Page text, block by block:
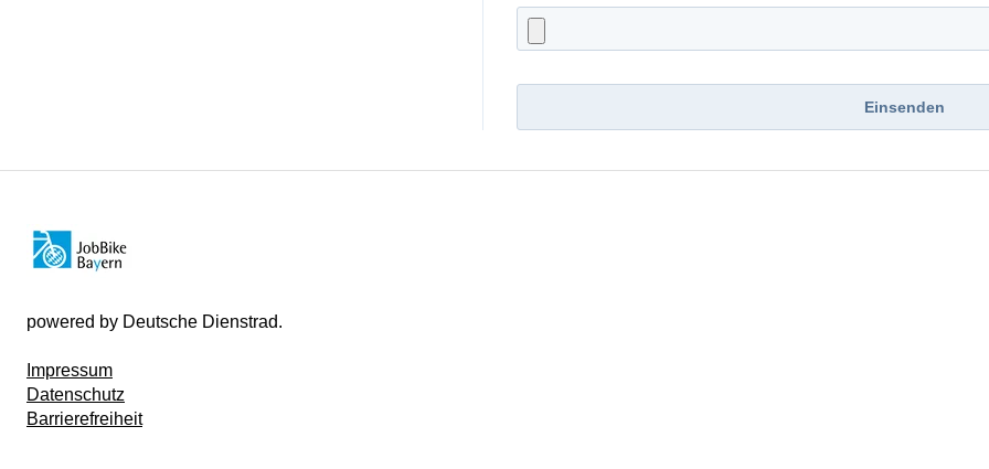
powered by Deutsche Dienstrad.
Impressum
Datenschutz
Barrierefreiheit